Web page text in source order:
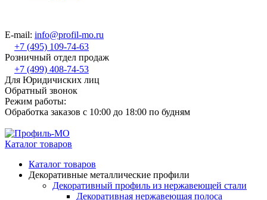
E-mail: info@profil-mo.ru
+7 (495) 109-74-63
Розничный отдел продаж
+7 (499) 408-74-53
Для Юридичиских лиц
Обратный звонок
Режим работы:
Обработка заказов с 10:00 до 18:00 по будням
Каталог товаров
Каталог товаров
Декоративные металлические профили
Декоративный профиль из нержавеющей стали
Декоративная нержавеющая полоса